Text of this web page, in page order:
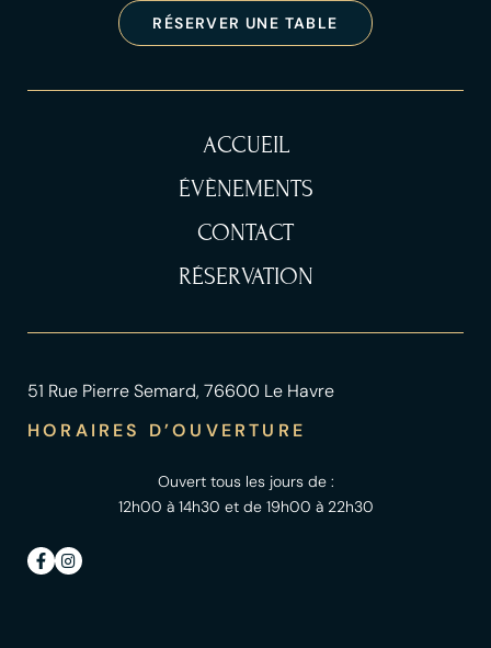
RÉSERVER UNE TABLE
ACCUEIL
ÉVÈNEMENTS
CONTACT
RÉSERVATION
51 Rue Pierre Semard, 76600 Le Havre
HORAIRES D’OUVERTURE
Ouvert tous les jours de :
12h00 à 14h30 et de 19h00 à 22h30